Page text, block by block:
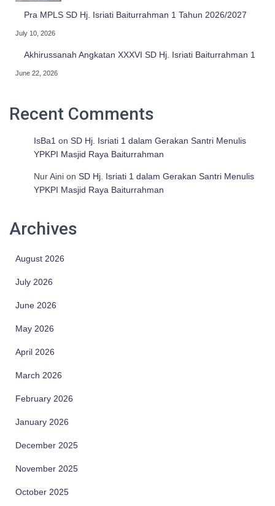
Pra MPLS SD Hj. Isriati Baiturrahman 1 Tahun 2026/2027
July 10, 2026
Akhirussanah Angkatan XXXVI SD Hj. Isriati Baiturrahman 1
June 22, 2026
Recent Comments
IsBa1 on SD Hj. Isriati 1 dalam Gerakan Santri Menulis
YPKPI Masjid Raya Baiturrahman
Nur Aini on SD Hj. Isriati 1 dalam Gerakan Santri Menulis
YPKPI Masjid Raya Baiturrahman
Archives
August 2026
July 2026
June 2026
May 2026
April 2026
March 2026
February 2026
January 2026
December 2025
November 2025
October 2025